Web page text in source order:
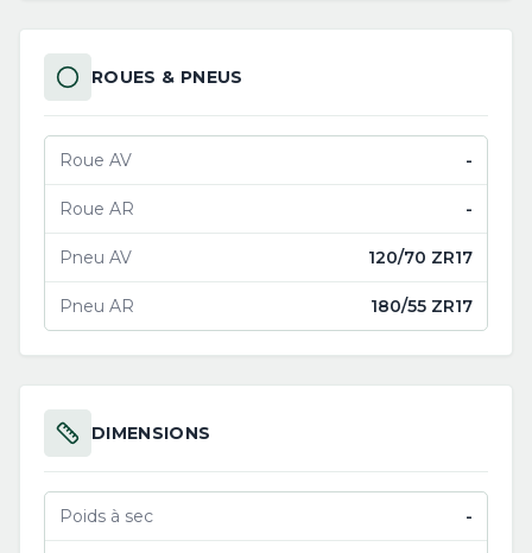
ROUES & PNEUS
Roue AV -
Roue AR -
Pneu AV 120/70 ZR17
Pneu AR 180/55 ZR17
DIMENSIONS
Poids à sec -